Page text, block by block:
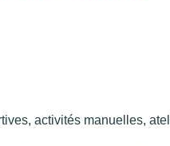
activités manuelles,